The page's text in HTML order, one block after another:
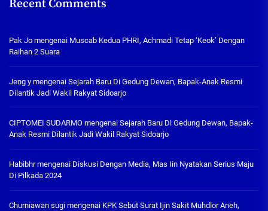
Recent Comments
Pak Jo mengenai Muscab Kedua PHRI, Achmadi Tetap ‘Keok’ Dengan
Raihan 2 Suara
Jeng y mengenai Sejarah Baru Di Gedung Dewan, Bapak-Anak Resmi
Dilantik Jadi Wakil Rakyat Sidoarjo
CIPTOMEI SUDARMO mengenai Sejarah Baru Di Gedung Dewan, Bapak-
Anak Resmi Dilantik Jadi Wakil Rakyat Sidoarjo
Habibhrmengenai Diskusi Dengan Media, Mas Iin Nyatakan Serius Maju
Di Pilkada 2024
Churniawan sugi mengenai KPK Sebut Surat Ijin Sakit Muhdlor Aneh,